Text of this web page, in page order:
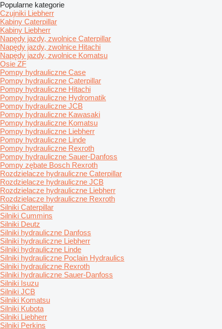
Popularne kategorie
Czujniki Liebherr
Kabiny Caterpillar
Kabiny Liebherr
Napędy jazdy, zwolnice Caterpillar
Napędy jazdy, zwolnice Hitachi
Napędy jazdy, zwolnice Komatsu
Osie ZF
Pompy hydrauliczne Case
Pompy hydrauliczne Caterpillar
Pompy hydrauliczne Hitachi
Pompy hydrauliczne Hydromatik
Pompy hydrauliczne JCB
Pompy hydrauliczne Kawasaki
Pompy hydrauliczne Komatsu
Pompy hydrauliczne Liebherr
Pompy hydrauliczne Linde
Pompy hydrauliczne Rexroth
Pompy hydrauliczne Sauer-Danfoss
Pompy zębate Bosch Rexroth
Rozdzielacze hydrauliczne Caterpillar
Rozdzielacze hydrauliczne JCB
Rozdzielacze hydrauliczne Liebherr
Rozdzielacze hydrauliczne Rexroth
Silniki Caterpillar
Silniki Cummins
Silniki Deutz
Silniki hydrauliczne Danfoss
Silniki hydrauliczne Liebherr
Silniki hydrauliczne Linde
Silniki hydrauliczne Poclain Hydraulics
Silniki hydrauliczne Rexroth
Silniki hydrauliczne Sauer-Danfoss
Silniki Isuzu
Silniki JCB
Silniki Komatsu
Silniki Kubota
Silniki Liebherr
Silniki Perkins